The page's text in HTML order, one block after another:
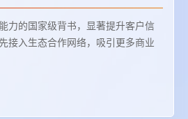
力的国家级背书，显著提升客户信
接入生态合作网络，吸引更多商业